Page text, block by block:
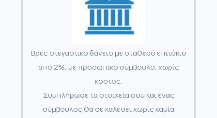
Βρες στεγαστικό δάνειο με σταθερό επιτόκιο
από 2%, με προσωπικό σύμβουλο, χωρίς
κόστος.
Συμπλήρωσε τα στοιχεία σου και ένας
σύμβουλος θα σε καλέσει χωρίς καμία